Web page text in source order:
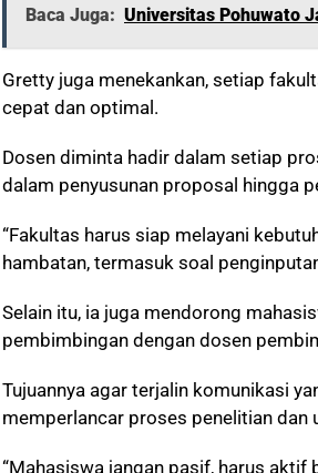
Baca Juga: Universitas Pohuwato
Gretty juga menekankan, setiap
cepat dan optimal.
Dosen diminta hadir dalam setiap
dalam penyusunan proposal hingga
“Fakultas harus siap melayani
hambatan, termasuk soal
Selain itu, ia juga mendorong
pembimbingan dengan dosen
Tujuannya agar terjalin komunikasi
memperlancar proses penelitian dan
“Mahasiswa jangan pasif, harus